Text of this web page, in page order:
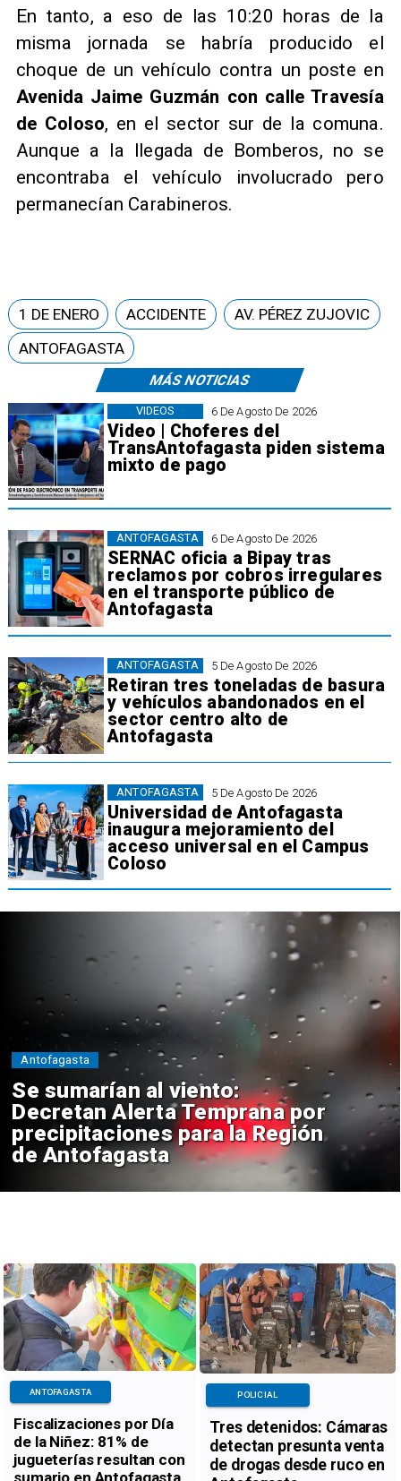
En tanto, a eso de las 10:20 horas de la
misma jornada se habría producido el
choque de un vehículo contra un poste en
Avenida Jaime Guzmán con calle Travesía
de Coloso, en el sector sur de la comuna.
Aunque a la llegada de Bomberos, no se
encontraba el vehículo involucrado pero
permanecían Carabineros.
MÁS NOTICIAS
6 De Agosto De 2026
Video | Choferes del
TransAntofagasta piden sistema
mixto de pago
VIDEOS
6 De Agosto De 2026
SERNAC oficia a Bipay tras
reclamos por cobros irregulares
en el transporte público de
Antofagasta
ANTOFAGASTA
5 De Agosto De 2026
Retiran tres toneladas de basura
y vehículos abandonados en el
sector centro alto de
Antofagasta
ANTOFAGASTA
5 De Agosto De 2026
Universidad de Antofagasta
inaugura mejoramiento del
acceso universal en el Campus
Coloso
ANTOFAGASTA
1 DE ENERO ACCIDENTE
AV. PÉREZ ZUJOVIC
ANTOFAGASTA
Se sumarían al viento:
Decretan Alerta Temprana por
precipitaciones para la Región
de Antofagasta
Antofagasta
Fiscalizaciones por Día
de la Niñez: 81% de
jugueterías resultan con
ANTOFAGASTA
Tres detenidos: Cámaras
detectan presunta venta
de drogas desde ruco en
POLICIAL